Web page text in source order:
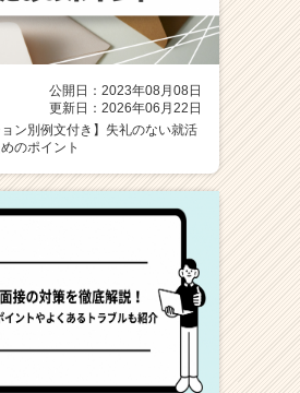
公開日：2023年08月08日
更新日：2026年06月22日
ョン別例文付き】失礼のない就活
のポイント